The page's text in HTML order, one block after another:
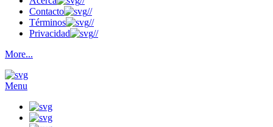
Contacto
//
Términos
//
Privacidad
//
More...
Menu